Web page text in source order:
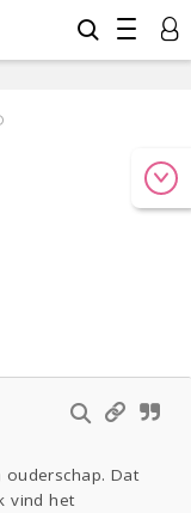
Overig
Dat
vind het